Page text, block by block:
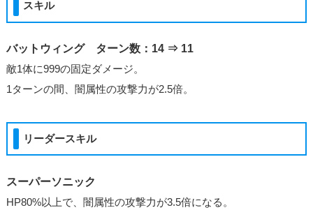
スキル
バットウィング ターン数：14 ⇒ 11
敵1体に999の固定ダメージ。
1ターンの間、闇属性の攻撃力が2.5倍。
リーダースキル
スーパーソニック
HP80%以上で、闇属性の攻撃力が3.5倍になる。